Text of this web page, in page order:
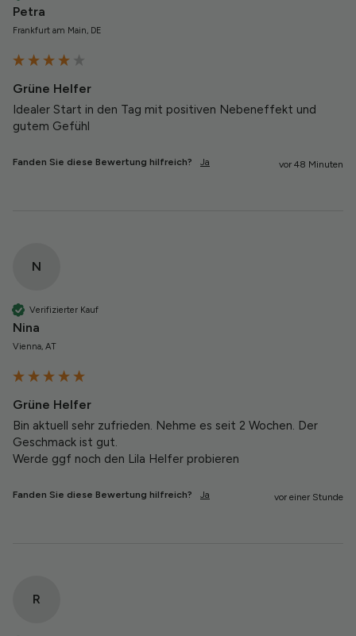
Petra
Frankfurt am Main, DE
Grüne Helfer
Idealer Start in den Tag mit positiven Nebeneffekt und
gutem Gefühl
Fanden Sie diese Bewertung hilfreich? Ja vor 48 Minuten
N
Verifizierter Kauf
Nina
Vienna, AT
Grüne Helfer
Bin aktuell sehr zufrieden. Nehme es seit 2 Wochen. Der
Geschmack ist gut.
Werde ggf noch den Lila Helfer probieren
Fanden Sie diese Bewertung hilfreich? Ja vor einer Stunde
R